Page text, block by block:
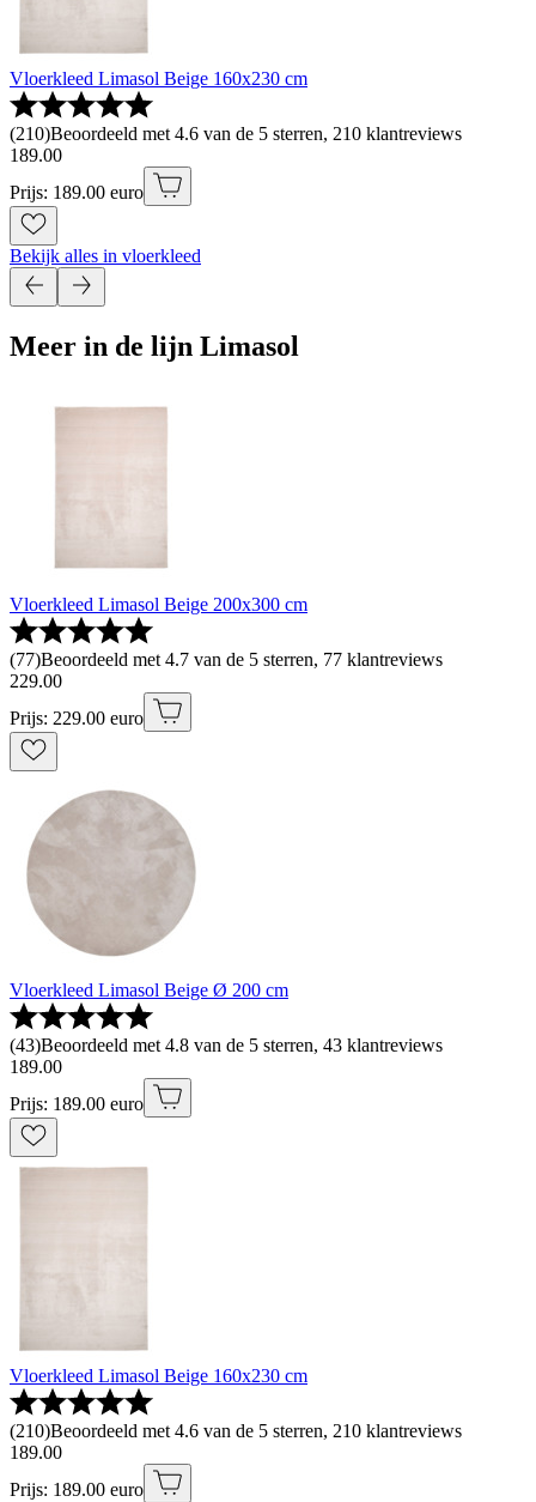
Vloerkleed Limasol Beige 160x230 cm
(210)Beoordeeld met 4.6 van de 5 sterren, 210 klantreviews
189.00
Prijs: 189.00 euro
Bekijk alles in vloerkleed
Meer in de lijn Limasol
Vloerkleed Limasol Beige 200x300 cm
(77)Beoordeeld met 4.7 van de 5 sterren, 77 klantreviews
229.00
Prijs: 229.00 euro
Vloerkleed Limasol Beige Ø 200 cm
(43)Beoordeeld met 4.8 van de 5 sterren, 43 klantreviews
189.00
Prijs: 189.00 euro
Vloerkleed Limasol Beige 160x230 cm
(210)Beoordeeld met 4.6 van de 5 sterren, 210 klantreviews
189.00
Prijs: 189.00 euro